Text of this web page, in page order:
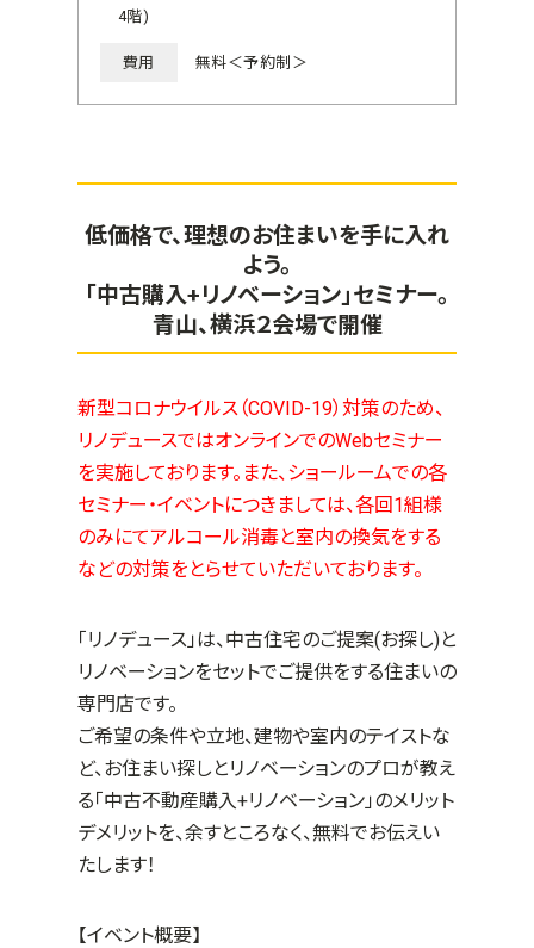
4階)
費用 無料＜予約制＞
低価格で、理想のお住まいを手に入れ
よう。
「中古購入+リノベーション」セミナー。
青山、横浜２会場で開催
新型コロナウイルス（COVID-19）対策のため、
リノデュースではオンラインでのWebセミナー
を実施しております。また、ショールームでの各
セミナー・イベントにつきましては、各回1組様
のみにてアルコール消毒と室内の換気をする
などの対策をとらせていただいております。
「リノデュース」は、中古住宅のご提案(お探し)と
リノベーションをセットでご提供をする住まいの
専門店です。
ご希望の条件や立地、建物や室内のテイストな
ど、お住まい探しとリノベーションのプロが教え
る「中古不動産購入+リノベーション」のメリット
デメリットを、余すところなく、無料でお伝えい
たします！
【イベント概要】